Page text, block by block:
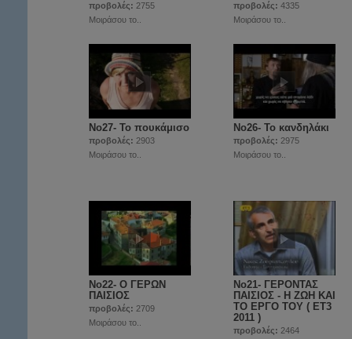
προβολές: 2755
Μοιράσου το..
προβολές: 4335
Μοιράσου το..
Νο27- Το πουκάμισο
προβολές: 2903
Μοιράσου το..
Νο26- Το κανδηλάκι
προβολές: 2975
Μοιράσου το..
Νο22- O ΓΕΡΩΝ
ΠΑΙΣΙΟΣ
προβολές: 2709
Μοιράσου το..
Νο21- ΓΕΡΟΝΤΑΣ
ΠΑΙΣΙΟΣ - Η ΖΩΗ ΚΑΙ
ΤΟ ΕΡΓΟ ΤΟΥ ( ET3
2011 )
προβολές: 2464